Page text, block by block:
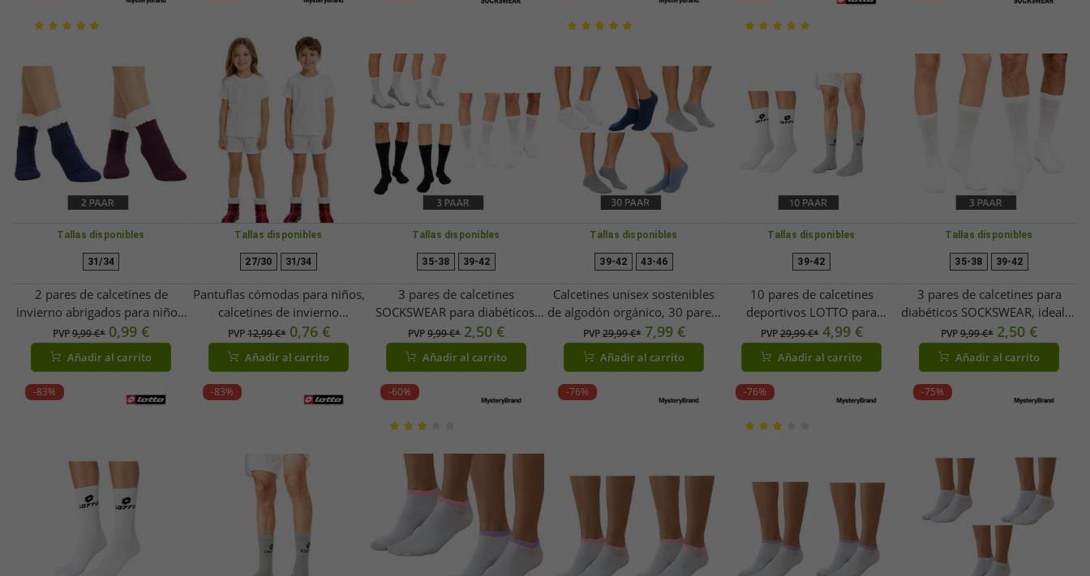
Tallas disponibles
31/34
2 pares de calcetines de
invierno abrigados para niños,
antideslizantes y con forro de
peluche (921382, azul/morado)
PVP9,99 €* 0,99 €
Añadir al carrito
Tallas disponibles
27/30 31/34
Pantuflas cómodas para niños,
calcetines de invierno
abrigados, calcetines para
adolescentes, calcetines
antideslizantes con suela para
niñas y niños 928150
Negro/Rojo
PVP12,99 €* 0,76 €
Añadir al carrito
Tallas disponibles
35-38 39-42
3 pares de calcetines
SOCKSWEAR para diabéticos,
ideales para la circulación, para
hombre y mujer. Calcetines de
algodón con puño cómodo,
disponibles en blanco, negro o
blanco/gris.
PVP9,99 €* 2,50 €
Añadir al carrito
Tallas disponibles
39-42 43-46
Calcetines unisex sostenibles
de algodón orgánico, 30 pares,
estilo zapatillas, cortos,
medias, gris/blanco/gris
claro/azul claro/azul oscuro
PVP29,99 €* 7,99 €
Añadir al carrito
Tallas disponibles
39-42
10 pares de calcetines
deportivos LOTTO para
hombre y mujer - Calcetines de
entrenamiento, tenis y algodón
- Blanco, gris o negro
PVP29,99 €* 4,99 €
Añadir al carrito
Tallas disponibles
35-38 39-42
3 pares de calcetines para
diabéticos SOCKSWEAR, ideales
para la circulación, para mujer
y hombre, de algodón con
puño cómodo, 7673244, color
PVP9,99 €* 2,50 €
Añadir al carrito
-83% -83% -60% -76% -76% -75%